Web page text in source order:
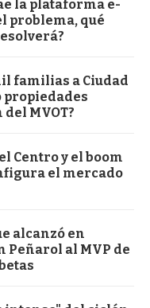
la plataforma e-
problema, qué
familias a Ciudad
propiedades
MVOT?
Centro y el boom
el mercado
alcanzó en
Peñarol al MVP de